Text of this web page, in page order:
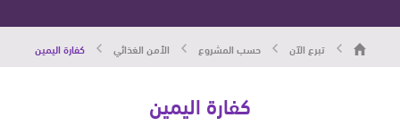
هيومان
أبيل
|
تبرع الآن حسب المشروع الأمن الغذائي كفارة اليمين
كفارة اليمين